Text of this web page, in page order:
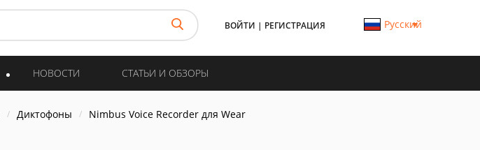
ВОЙТИ | РЕГИСТРАЦИЯ Русский
НОВОСТИ СТАТЬИ И ОБЗОРЫ
Диктофоны Nimbus Voice Recorder для Wear